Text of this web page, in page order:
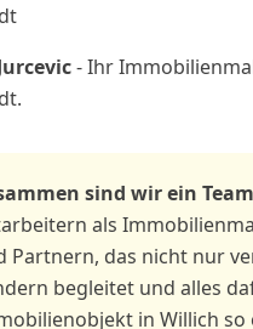
- Ihr
sind wir ein Team
als
Partnern, das nicht nur
begleitet und alles
in Willich so